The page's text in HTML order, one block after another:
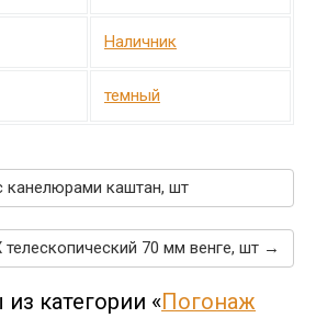
Наличник
темный
каштан, шт
70 мм венге, шт →
категории «Погонаж